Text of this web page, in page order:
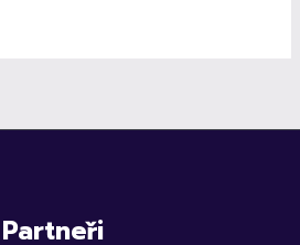
Partneři